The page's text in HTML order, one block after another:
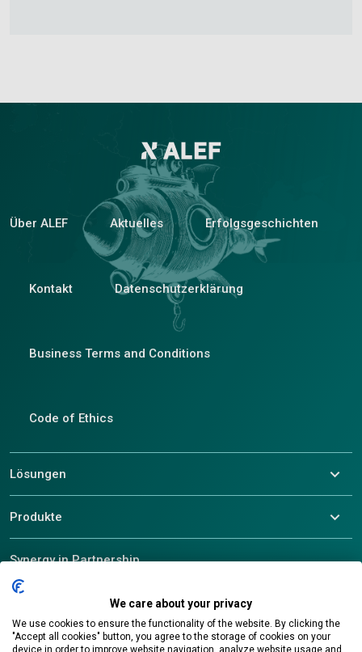
Über ALEF Aktuelles Erfolgsgeschichten
Kontakt Datenschutzerklärung
Business Terms and Conditions
Code of Ethics
Lösungen
Produkte
Synergy in Partnership
© 2026 ALEF Group. All rights reserved
We care about your privacy
We use cookies to ensure the functionality of the website. By clicking the
"Accept all cookies" button, you agree to the storage of cookies on your
device in order to improve website navigation, analyze website usage and